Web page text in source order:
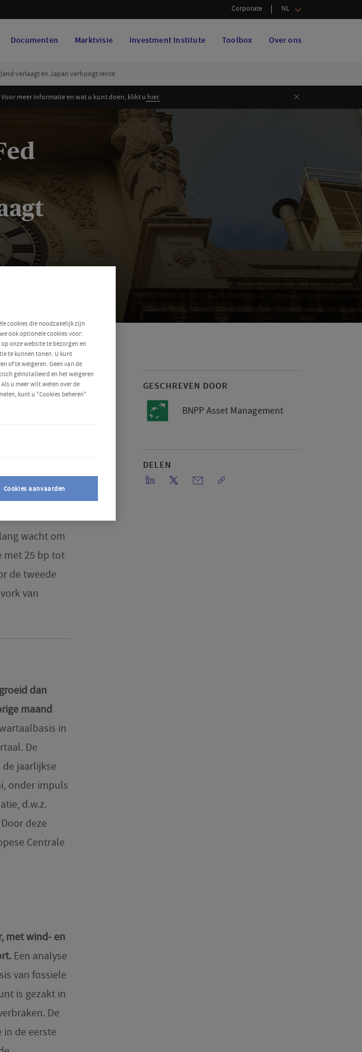
Corporate NL
Documenten Marktvisie Investment Institute Toolbox Over ons
verlaagt en Japan verhoogt rente
meer informatie en wat u kunt doen, klikt u hier. Sluiten
GESCHREVEN DOOR
BNPP Asset Management
DELEN
verlagen in
een
wacht om
met 25 bp tot
de tweede
van
dan
maand
in
De
jaarlijkse
onder impuls
d.w.z.
deze
Centrale
met wind- en
Een analyse
van fossiele
is gezakt in
De
de eerste
cookies die noodzakelijk zijn
ook optionele cookies voor:
onze website te bezorgen en
te kunnen tonen. U kunt
of te weigeren. Geen van de
geïnstalleerd en het weigeren
u meer wilt weten over de
kunt u "Cookies beheren"
Cookies aanvaarden